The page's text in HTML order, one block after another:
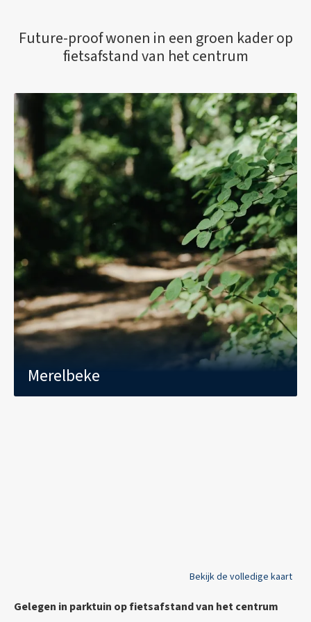
Future-proof wonen in een groen kader op
fietsafstand van het centrum
Merelbeke
Bekijk de volledige kaart
Gelegen in parktuin op fietsafstand van het centrum